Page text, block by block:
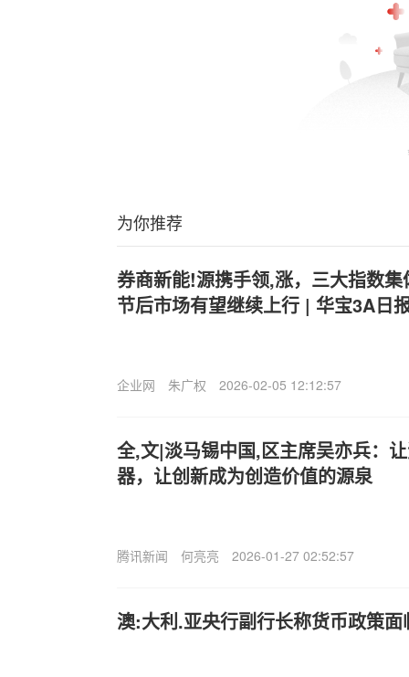
为你推荐
券商新能!源携手领,涨，三大指数
节后市场有望继续上行 | 华宝3A日
企业网 朱广权 2026-02-05 12:12:57
全,文|淡马锡中国,区主席吴亦兵：
器，让创新成为创造价值的源泉
腾讯新闻 何亮亮 2026-01-27 02:52:57
澳:大利.亚央行副行长称货币政策